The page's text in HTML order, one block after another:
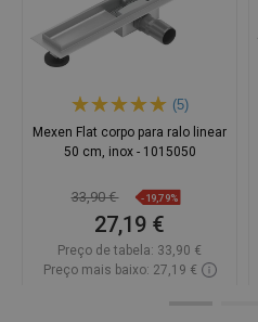
(5)
Mexen Flat corpo para ralo linear
50 cm, inox - 1015050
33,90 € -19,79%
27,19 €
Preço de tabela: 33,90 €
Preço mais baixo: 27,19 €